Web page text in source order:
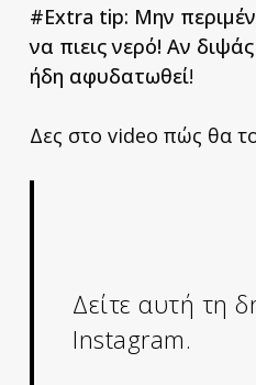
#Extra tip: Μην
να πιεις νερό! Αν διψάς
ήδη αφυδατωθεί!
Δες στο video πώς θα το
Δείτε αυτή τη
Instagram.